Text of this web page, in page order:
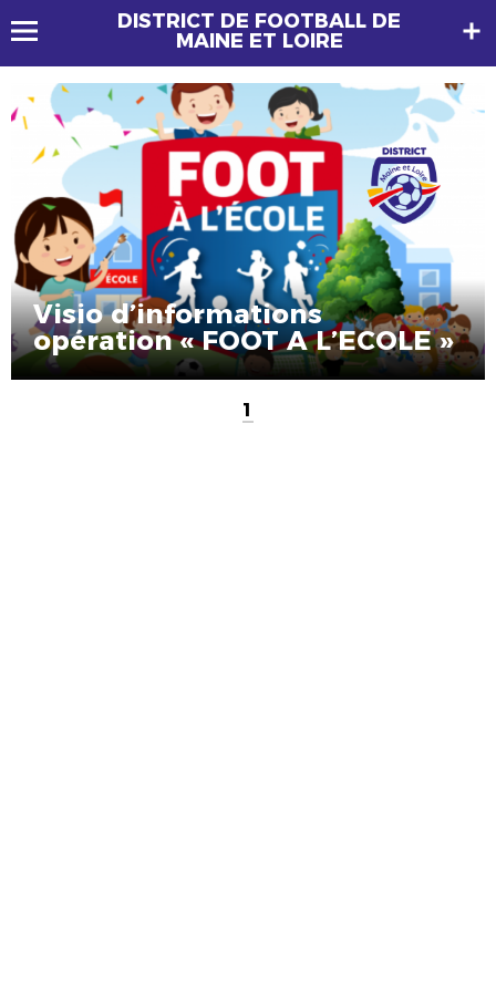
DISTRICT DE FOOTBALL DE
MAINE ET LOIRE
Visio d’informations
opération « FOOT A L’ECOLE »
1